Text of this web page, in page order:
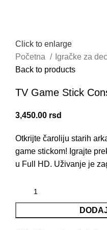
Click to enlarge
Početna
Igračke za
Back to products
TV Game Stick
3,450.00 rsd
Otkrijte čaroliju starih
game stickom! Igrajte
u Full HD. Uživanje je